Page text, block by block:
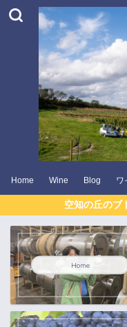
Home Wine Blog ワ
空知の丘のブ
Home